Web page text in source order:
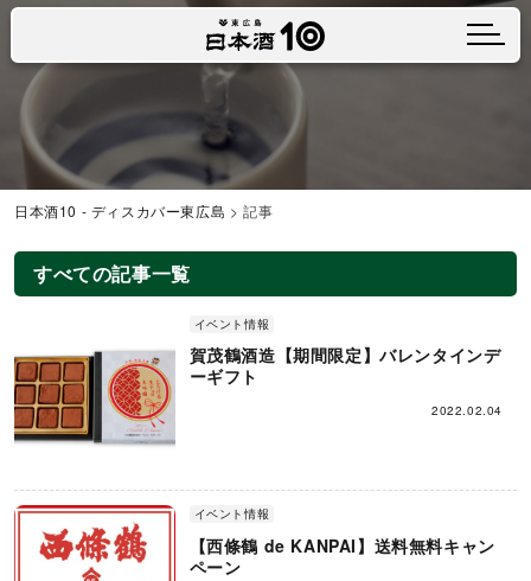
メニュ
日本酒10 - ディスカバー東広島 >記事
すべての記事一覧
イベント情報
賀茂鶴酒造【期間限定】バレンタインデ
ーギフト
2022.02.04
イベント情報
【西條鶴 de KANPAI】送料無料キャン
ペーン